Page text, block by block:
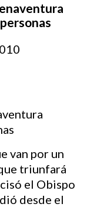
van por un
triunfará
el Obispo
desde el